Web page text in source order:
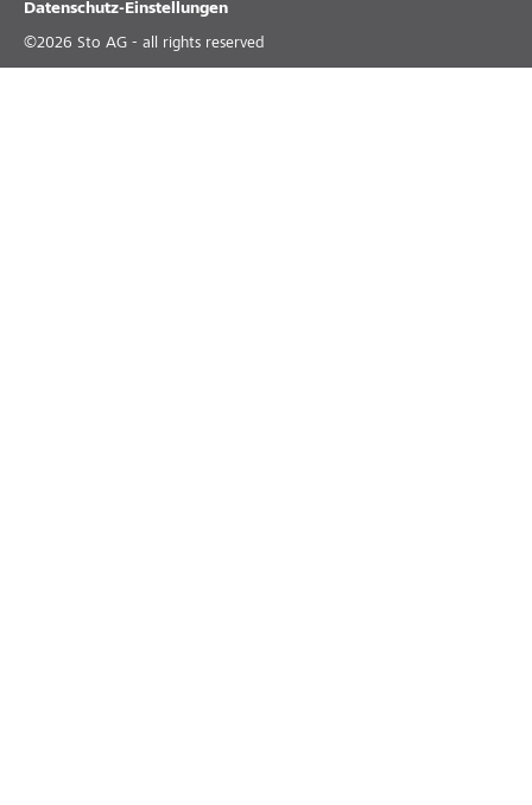
Datenschutz-Einstellungen
©2026 Sto AG - all rights reserved